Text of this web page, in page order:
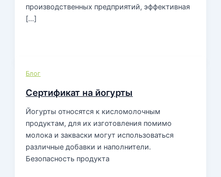
производственных предприятий, эффективная
[…]
Блог
Сертификат на йогурты
Йогурты относятся к кисломолочным
продуктам, для их изготовления помимо
молока и закваски могут использоваться
различные добавки и наполнители.
Безопасность продукта